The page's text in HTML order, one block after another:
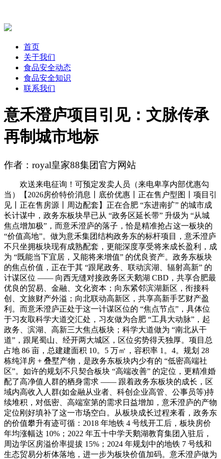
首页
关于我们
食品安全动态
食品安全知识
联系我们
意禾澄庐项目引见：文脉传承
再制城市地标
作者：royal皇家88集团官方网站
欢送来电征询！可预定发卖人员（来电卑享内部优惠勾
当）【2026房价特价消息丨底价优惠丨正在售户型图丨项目引
见丨正在售房源丨周边配套】正在合肥 “东进南扩” 的城市成
长计谋中，政务东板块早已从 “政务区延长带” 升级为 “从城
焦点增加极”，而意禾澄庐的落子，恰是精准抢占这一板块的
“价值高地”。做为意禾集团结构政务东的标杆项目，意禾澄庐
不只坐拥板块现有成熟配套，更能深度享受将来成长盈利，成
为 “既能当下宜居，又能将来增值” 的优良资产。政务东板块
的焦点价值，正在于其 “跟尾政务、联动滨湖、辐射高新” 的
计谋区位 —— 向西无缝对接政务区天鹅湖 CBD，共享合肥最
优良的贸易、金融、文化资本；向东紧邻滨湖新区，衔接科
创、文旅财产外溢；向北联动高新区，共享高新手艺财产盈
利。而意禾澄庐正处于这一计谋区位的 “焦点节点”，具体位
于习友取科学大道交汇处，习友做为合肥 “工具大动脉”，起
政务、滨湖、高新三大焦点板块；科学大道做为 “南北从干
道”，跟尾蜀山、经开两大城区，区位劣势得天独厚。项目总
占地 86 亩，总建建面积 10。5 万㎡，容积率 1。4。规划 28
栋纯洋房 + 叠墅产物，是政务东板块内少有的 “低密高端社
区”。如许的规划不只契合板块 “高端改善” 的定位，更精准婚
配了高净值人群的栖身需求 —— 跟着政务东板块的成长，区
域内高收入人群(如金融从业者、科创企业高管、公事员等)持
续堆积，对低密、高端室第的需求日益增加，意禾澄庐的产物
定位刚好填补了这一市场空白。从板块成长过程来看，政务东
的价值攀升有迹可循：2018 年地铁 4 号线开工后，板块房价
年均涨幅达 10%；2022 年五十中学天鹅湖教育集团入驻后，
周边学区房溢价率提拔 15%；2024 年规划中的地铁 7 号线和
生态贸易分析体落地，进一步为板块价值加码。意禾澄庐做为